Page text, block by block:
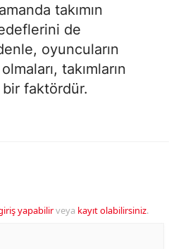
takımın
de
oyuncuların
takımların
bir faktördür.
yapabilirveya kayıt olabilirsiniz.